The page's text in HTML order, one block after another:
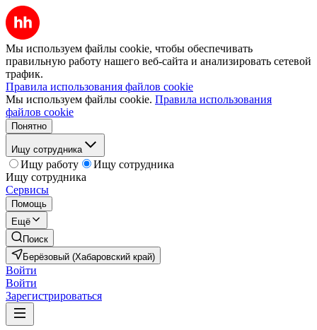
Мы используем файлы cookie, чтобы обеспечивать
правильную работу нашего веб-сайта и анализировать сетевой
трафик.
Правила использования файлов cookie
Мы используем файлы cookie. Правила использования
файлов cookie
Понятно
Ищу сотрудника
Ищу работу
Ищу сотрудника
Ищу сотрудника
Сервисы
Помощь
Ещё
Поиск
Берёзовый (Хабаровский край)
Войти
Войти
Зарегистрироваться